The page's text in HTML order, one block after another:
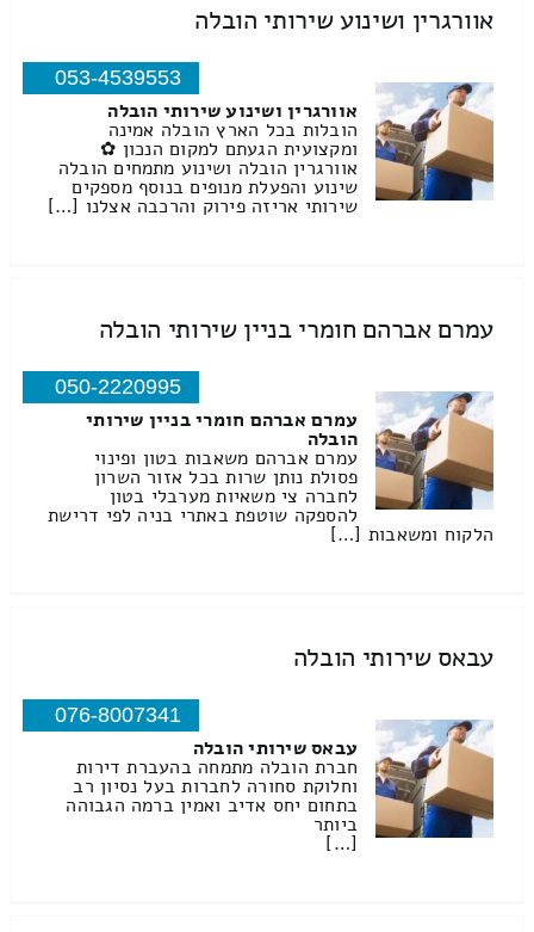
אוורגרין ושינוע שירותי הובלה
053-4539553
אוורגרין ושינוע שירותי הובלה
הובלות בכל הארץ הובלה אמינה
ומקצועית הגעתם למקום הנכון ✿
אוורגרין הובלה ושינוע מתמחים הובלה
שינוע והפעלת מנופים בנוסף מספקים
שירותי אריזה פירוק והרכבה אצלנו […]
עמרם אברהם חומרי בניין שירותי הובלה
050-2220995
עמרם אברהם חומרי בניין שירותי
הובלה
עמרם אברהם משאבות בטון ופינוי
פסולת נותן שרות בכל אזור השרון
לחברה צי משאיות מערבלי בטון
להספקה שוטפת באתרי בניה לפי דרישת
הלקוח ומשאבות […]
עבאס שירותי הובלה
076-8007341
עבאס שירותי הובלה
חברת הובלה מתמחה בהעברת דירות
וחלוקת סחורה לחברות בעל נסיון רב
בתחום יחס אדיב ואמין ברמה הגבוהה
ביותר
[…]